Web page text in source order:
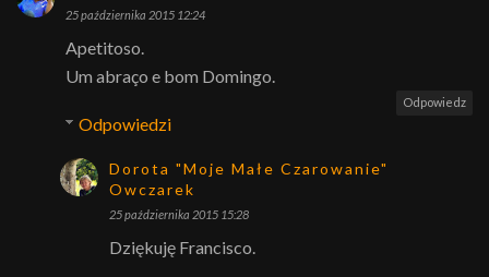
25 października 2015 12:24
Apetitoso.
Um abraço e bom Domingo.
Odpowiedz
Odpowiedzi
Dorota "Moje Małe Czarowanie"
Owczarek
25 października 2015 15:28
Dziękuję Francisco.